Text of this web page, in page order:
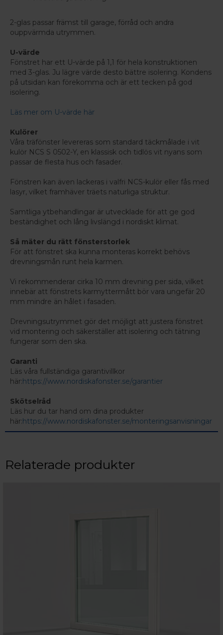
2-glas passar främst till garage, förråd och andra
ouppvärmda utrymmen.
U-värde
Fönstret har ett U-värde på 1,1 för hela konstruktionen
med 3-glas. Ju lägre värde desto bättre isolering. Kondens
på utsidan kan förekomma och är ett tecken på god
isolering.
Läs mer om U-värde här
Kulörer
Våra träfönster levereras som standard täckmålade i vit
kulör NCS S 0502-Y, en klassisk och tidlös vit nyans som
passar de flesta hus och fasader.
Fönstren kan även lackeras i valfri NCS-kulör eller fås med
lasyr, vilket framhäver träets naturliga struktur.
Samtliga ytbehandlingar är utvecklade för att ge god
beständighet och lång livslängd i nordiskt klimat.
Så mäter du rätt fönsterstorlek
För att fönstret ska kunna monteras korrekt behövs
drevningsmån runt hela karmen.
Vi rekommenderar cirka 10 mm drevning per sida, vilket
innebär att fönstrets karmyttermått bör vara ungefär 20
mm mindre än hålet i fasaden.
Drevningsutrymmet gör det möjligt att justera fönstret
vid montering och säkerställer att isolering och tätning
fungerar som den ska.
Garanti
Läs våra fullständiga garantivillkor
här:https://www.nordiskafonster.se/garantier
Skötselråd
Läs hur du tar hand om dina produkter
här:https://www.nordiskafonster.se/monteringsanvisningar
Relaterade produkter